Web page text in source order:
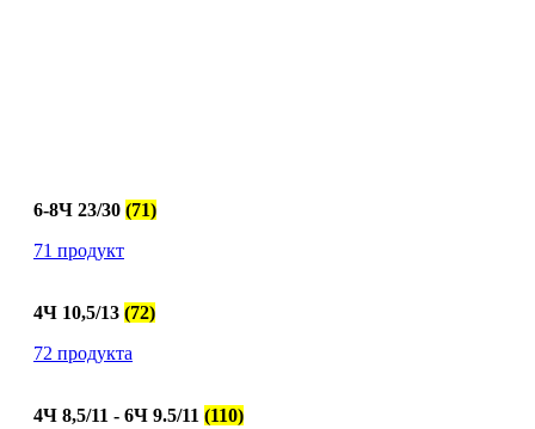
6-8Ч 23/30 (71)
71 продукт
4Ч 10,5/13 (72)
72 продукта
4Ч 8,5/11 - 6Ч 9.5/11 (110)